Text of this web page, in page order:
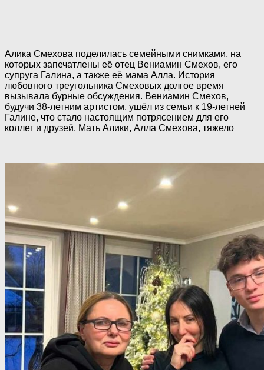
Алика Смехова поделилась семейными снимками, на
которых запечатлены её отец Вениамин Смехов, его
супруга Галина, а также её мама Алла. История
любовного треугольника Смеховых долгое время
вызывала бурные обсуждения. Вениамин Смехов,
будучи 38-летним артистом, ушёл из семьи к 19-летней
Галине, что стало настоящим потрясением для его
коллег и друзей. Мать Алики, Алла Смехова, тяжело